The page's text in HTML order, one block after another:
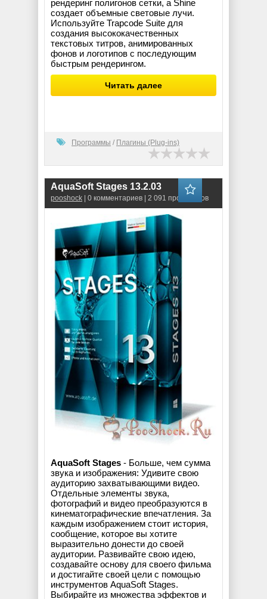
рендеринг полигонов сетки, а Shine
создает объемные световые лучи.
Используйте Trapcode Suite для
создания высококачественных
текстовых титров, анимированных
фонов и логотипов с последующим
быстрым рендерингом.
Читать далее
Программы / Плагины (Plug-ins)
AquaSoft Stages 13.2.03
pooshock | 0 комментариев | 2 091 просмотров
AquaSoft Stages - Больше, чем сумма
звука и изображения: Удивите свою
аудиторию захватывающими видео.
Отдельные элементы звука,
фотографий и видео преобразуются в
кинематографические впечатления. За
каждым изображением стоит история,
сообщение, которое вы хотите
выразительно донести до своей
аудитории. Развивайте свою идею,
создавайте основу для своего фильма
и достигайте своей цели с помощью
инструментов AquaSoft Stages.
Выбирайте из множества эффектов и